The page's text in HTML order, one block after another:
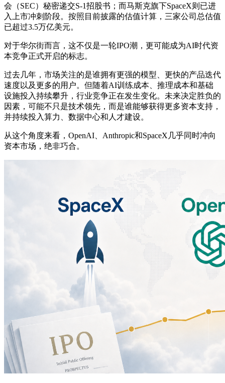
会（SEC）秘密递交S-1招股书；而马斯克旗下SpaceX则已进
入上市冲刺阶段。按照目前披露的估值计算，三家公司总估值
已超过3.5万亿美元。
对于华尔街而言，这不仅是一轮IPO潮，更可能成为AI时代资
本竞争正式开启的标志。
过去几年，市场关注的是谁拥有更强的模型、更快的产品迭代
速度以及更多的用户。但随着AI训练成本、推理成本和基础
设施投入持续攀升，行业竞争正在发生变化。未来决定胜负的
因素，可能不只是技术领先，而是谁能够获得更多资本支持，
并持续投入算力、数据中心和人才建设。
从这个角度来看，OpenAI、Anthropic和SpaceX几乎同时冲向
资本市场，绝非巧合。